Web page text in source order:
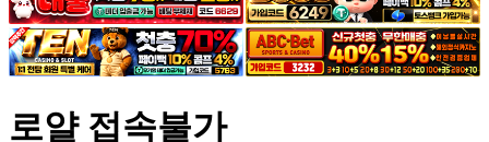
로얄 접속불가